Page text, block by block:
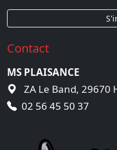
Contact
MS PLAISANCE
ZA Le Band, 29670
02 56 45 50 37